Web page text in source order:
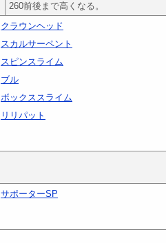
260前後まで高くなる。
クラウンヘッド
スカルサーペント
スピンスライム
ブル
ボックススライム
リリパット
サポーターSP